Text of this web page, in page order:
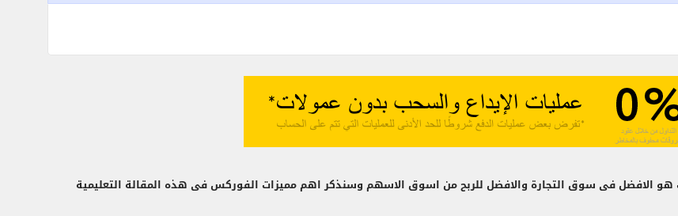
الافضل فى سوق التجارة والافضل للربح من اسوق الاسهم وسنذكر اهم مميزات الفوركس فى هذه المقالة التعليمية